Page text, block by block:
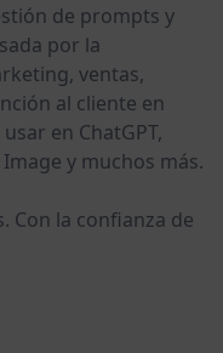
de prompts y
por la
ventas,
al cliente en
en ChatGPT,
y muchos más.
Con la confianza de